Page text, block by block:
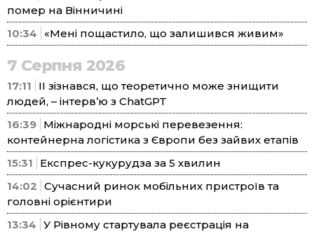
помер на Вінничині
10:34
«Мені пощастило, що залишився живим»
7 Серпня 2026
17:11
ІІ зізнався, що теоретично може знищити
людей, – інтерв’ю з ChatGPT
16:39 Міжнародні морські перевезення:
контейнерна логістика з Європи без зайвих етапів
15:31
Експрес-кукурудза за 5 хвилин
14:02 Сучасний ринок мобільних пристроїв та
головні орієнтири
13:34 У Рівному стартувала реєстрація на